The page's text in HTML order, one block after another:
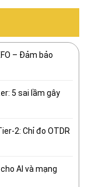
– Đảm bảo
5 sai lầm gây
2: Chỉ đo OTDR
AI và mạng